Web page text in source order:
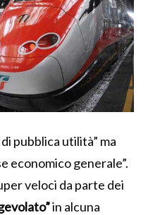
pubblica utilità” ma
economico generale”.
veloci da parte dei
in alcuna